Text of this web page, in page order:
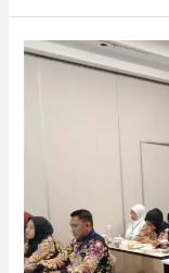
Bimtek